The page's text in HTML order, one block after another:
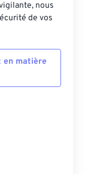
nous
de vos
en matière